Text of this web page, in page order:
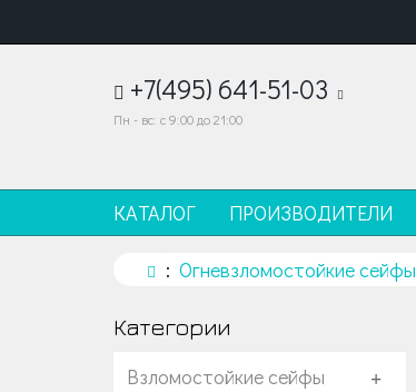
+7(495) 641-51-03
Пн - вс: с 9:00 до 21:00
КАТАЛОГ ПРОИЗВОДИТЕЛИ
Огневзломостойкие сейфы
Категории
Взломостойкие сейфы +